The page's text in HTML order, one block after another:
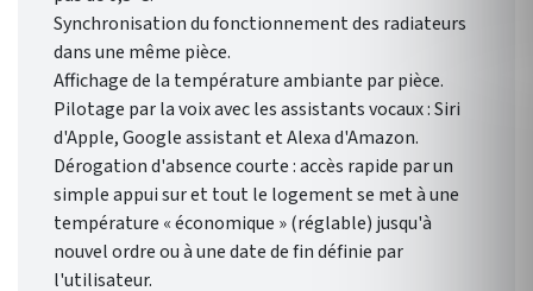
Synchronisation du fonctionnement des radiateurs
dans une même pièce.
Affichage de la température ambiante par pièce.
Pilotage par la voix avec les assistants vocaux : Siri
d'Apple, Google assistant et Alexa d'Amazon.
Dérogation d'absence courte : accès rapide par un
simple appui sur et tout le logement se met à une
température « économique » (réglable) jusqu'à
nouvel ordre ou à une date de fin définie par
l'utilisateur.